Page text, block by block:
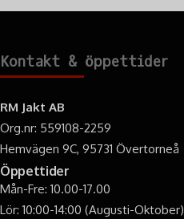
Kontakt & öppettider
RM Jakt AB
Org.nr: 559108-2259
Hemvägen 9C, 95731 Övertorneå
Öppettider
Mån-Fre: 10.00-17.00
Lör: 10:00-14:00 (Augusti-Oktober)